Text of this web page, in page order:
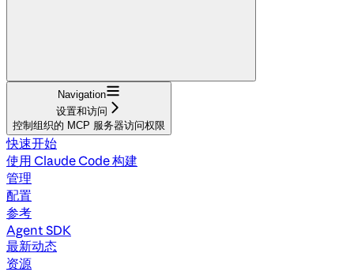
Navigation
设置和访问
控制组织的 MCP 服务器访问权限
快速开始
使用 Claude Code 构建
管理
配置
参考
Agent SDK
最新动态
资源